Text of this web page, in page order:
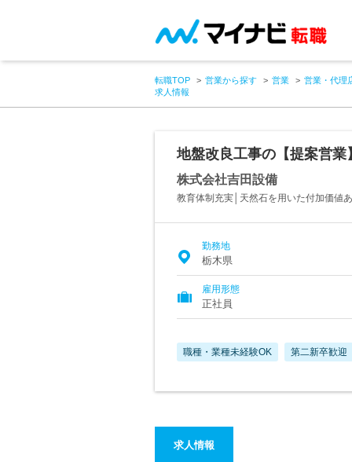
転職TOP 営業から探す 営業
営業・代理
求人情報
地盤改良工事の【提案営
株式会社吉田設備
教育体制充実│天然石を用いた付加価値
勤務地
栃木県
雇用形態
正社員
職種・業種未経験OK 第二新卒歓迎
求人情報